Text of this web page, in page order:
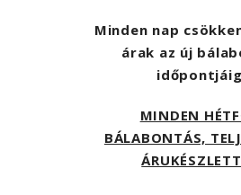
Minden nap
árak az új
MINDEN
BÁLABONTÁS,